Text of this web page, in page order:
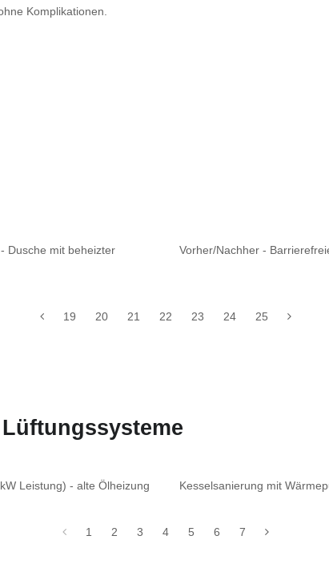
Komplikationen.
Dusche mit beheizter
Vorher/Nachher -
19 20 21 22 23 24 25
Leistung) - alte Ölheizung Kesselsanierung mit
1 2 3 4 5 6 7